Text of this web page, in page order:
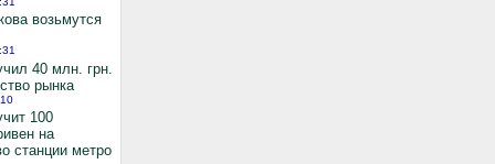
возьмутся
40 млн. грн.
рынка
100
на
станции метро